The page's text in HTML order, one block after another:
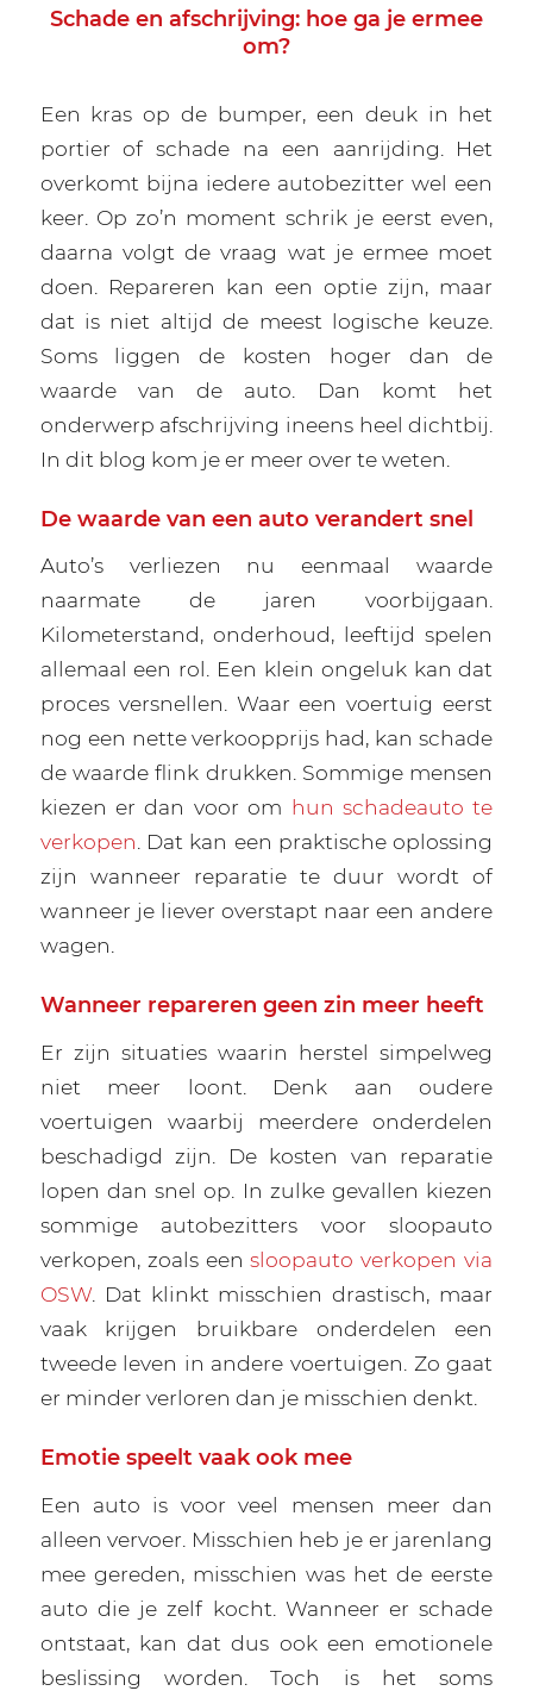
Schade en afschrijving: hoe ga je ermee
om?
Een kras op de bumper, een deuk in het
portier of schade na een aanrijding. Het
overkomt bijna iedere autobezitter wel een
keer. Op zo’n moment schrik je eerst even,
daarna volgt de vraag wat je ermee moet
doen. Repareren kan een optie zijn, maar
dat is niet altijd de meest logische keuze.
Soms liggen de kosten hoger dan de
waarde van de auto. Dan komt het
onderwerp afschrijving ineens heel dichtbij.
In dit blog kom je er meer over te weten.
De waarde van een auto verandert snel
Auto’s verliezen nu eenmaal waarde
naarmate de jaren voorbijgaan.
Kilometerstand, onderhoud, leeftijd spelen
allemaal een rol. Een klein ongeluk kan dat
proces versnellen. Waar een voertuig eerst
nog een nette verkoopprijs had, kan schade
de waarde flink drukken. Sommige mensen
kiezen er dan voor om hun schadeauto te
verkopen . Dat kan een praktische oplossing
zijn wanneer reparatie te duur wordt of
wanneer je liever overstapt naar een andere
wagen.
Wanneer repareren geen zin meer heeft
Er zijn situaties waarin herstel simpelweg
niet meer loont. Denk aan oudere
voertuigen waarbij meerdere onderdelen
beschadigd zijn. De kosten van reparatie
lopen dan snel op. In zulke gevallen kiezen
sommige autobezitters voor sloopauto
verkopen, zoals eensloopauto verkopen via
OSW. Dat klinkt misschien drastisch, maar
vaak krijgen bruikbare onderdelen een
tweede leven in andere voertuigen. Zo gaat
er minder verloren dan je misschien denkt.
Emotie speelt vaak ook mee
Een auto is voor veel mensen meer dan
alleen vervoer. Misschien heb je er jarenlang
mee gereden, misschien was het de eerste
auto die je zelf kocht. Wanneer er schade
ontstaat, kan dat dus ook een emotionele
beslissing worden. Toch is het soms